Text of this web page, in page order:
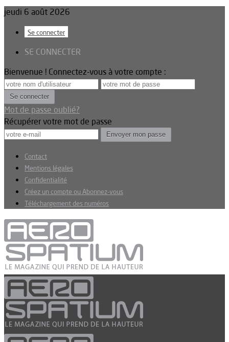
jeudi 6 août 2026
Se connecter
SE CONNECTER
Bienvenue ! Connectez-vous à votre compte :
Mot de passe oublié?
Récupérer votre mot de passe
Contact
Mentions légales
Confidentialité
Créez un compte ou Abonnez-vous
Téléchargement des numéros